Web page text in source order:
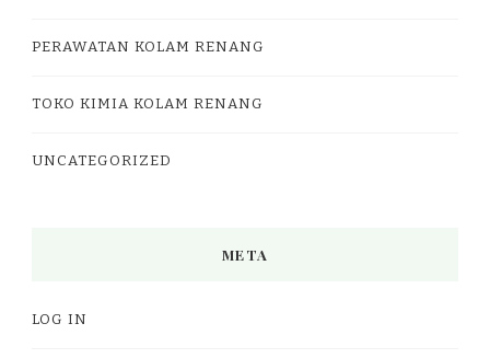
PERAWATAN KOLAM RENANG
TOKO KIMIA KOLAM RENANG
UNCATEGORIZED
META
LOG IN